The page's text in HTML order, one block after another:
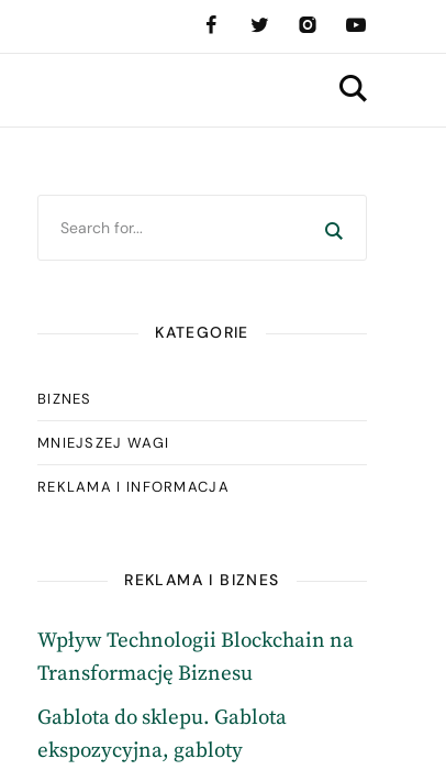
KATEGORIE
BIZNES
MNIEJSZEJ WAGI
REKLAMA I INFORMACJA
REKLAMA I BIZNES
Wpływ Technologii Blockchain na
Transformację Biznesu
Gablota do sklepu. Gablota
ekspozycyjna, gabloty